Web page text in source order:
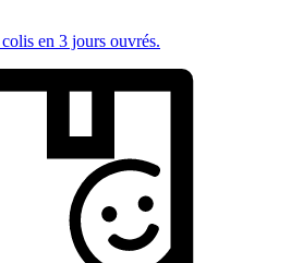
en 3 jours ouvrés.